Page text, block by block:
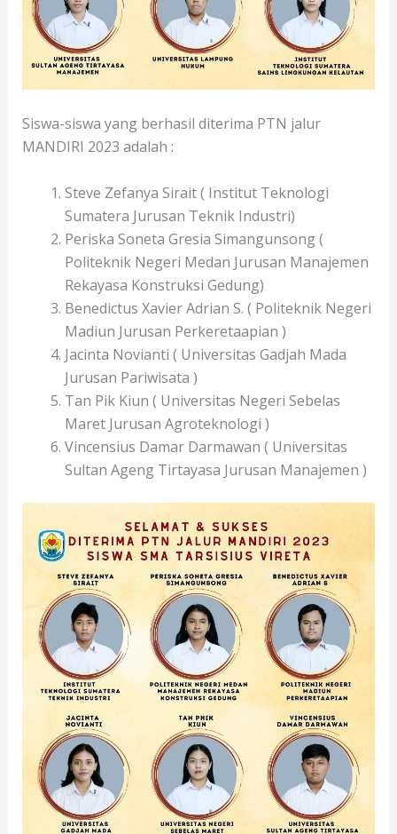
Siswa-siswa yang berhasil diterima PTN jalur
MANDIRI 2023 adalah :
Steve Zefanya Sirait ( Institut Teknologi
Sumatera Jurusan Teknik Industri)
Periska Soneta Gresia Simangunsong (
Politeknik Negeri Medan Jurusan Manajemen
Rekayasa Konstruksi Gedung)
Benedictus Xavier Adrian S. ( Politeknik Negeri
Madiun Jurusan Perkeretaapian )
Jacinta Novianti ( Universitas Gadjah Mada
Jurusan Pariwisata )
Tan Pik Kiun ( Universitas Negeri Sebelas
Maret Jurusan Agroteknologi )
Vincensius Damar Darmawan ( Universitas
Sultan Ageng Tirtayasa Jurusan Manajemen )